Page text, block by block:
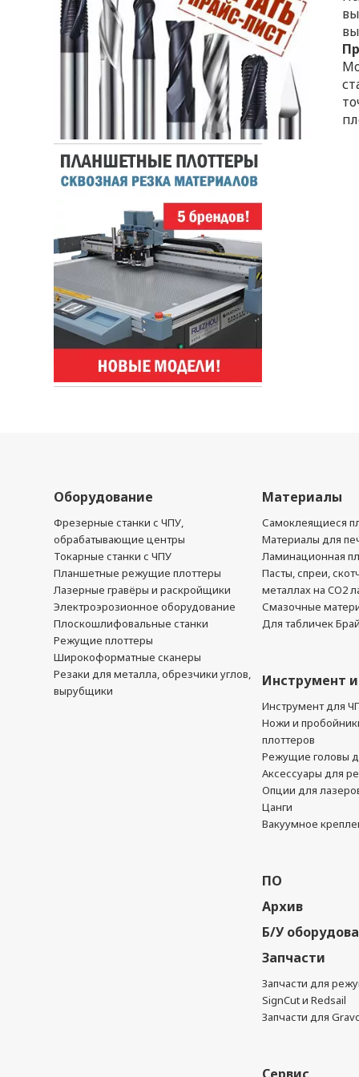
Оборудование
Фрезерные станки с ЧПУ,
обрабатывающие центры
Токарные станки с ЧПУ
Планшетные режущие плоттеры
Лазерные гравёры и раскройщики
Электроэрозионное оборудование
Плоскошлифовальные станки
Режущие плоттеры
Широкоформатные сканеры
Резаки для металла, обрезчики углов,
вырубщики
Материалы
Самоклеящиеся
Материалы для
Ламинационная
Пасты, спреи,
металлах на CO2
Смазочные
Для табличек
Инструмент
Инструмент для
Ножи и
плоттеров
Режущие головы
Аксессуары для
Опции для
Цанги
Вакуумное
ПО
Архив
Б/У
Запчасти
Запчасти для
SignCut и Redsail
Запчасти для